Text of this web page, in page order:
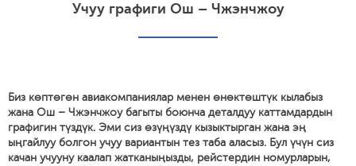
Учуу графиги Ош – Чжэнчжоу
Биз көптөгөн авиакомпаниялар менен өнөктөштүк кылабыз
жана Ош – Чжэнчжоу багыты боюнча деталдуу каттамдардын
графигин түздүк. Эми сиз өзүңүздү кызыктырган жана эң
ыңгайлуу болгон учуу вариантын тез таба аласыз. Бул үчүн сиз
качан учууну каалап жатканыңызды, рейстердин номурларын,